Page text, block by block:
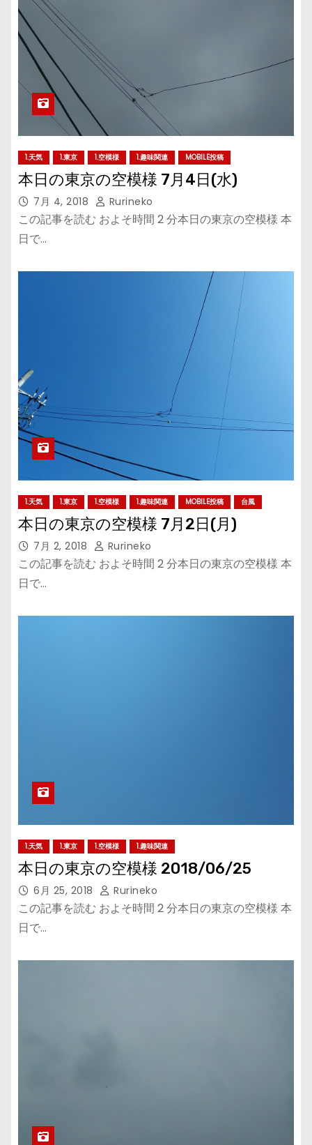
1.天気 1.東京 1.空模様 1.趣味関連 MOBILE投稿
本日の東京の空模様 7月4日(水)
7月 4, 2018 Rurineko
この記事を読む およそ時間 2 分本日の東京の空模様 本
日で…
1.天気 1.東京 1.空模様 1.趣味関連 MOBILE投稿 台風
本日の東京の空模様 7月2日(月)
7月 2, 2018 Rurineko
この記事を読む およそ時間 2 分本日の東京の空模様 本
日で…
1.天気 1.東京 1.空模様 1.趣味関連
本日の東京の空模様 2018/06/25
6月 25, 2018 Rurineko
この記事を読む およそ時間 2 分本日の東京の空模様 本
日で…